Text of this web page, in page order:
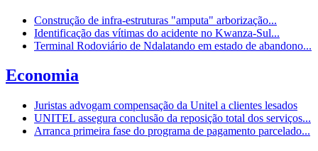
Construção de infra-estruturas "amputa" arborização...
Identificação das vítimas do acidente no Kwanza-Sul...
Terminal Rodoviário de Ndalatando em estado de abandono...
Economia
Juristas advogam compensação da Unitel a clientes lesados
UNITEL assegura conclusão da reposição total dos serviços...
Arranca primeira fase do programa de pagamento parcelado...